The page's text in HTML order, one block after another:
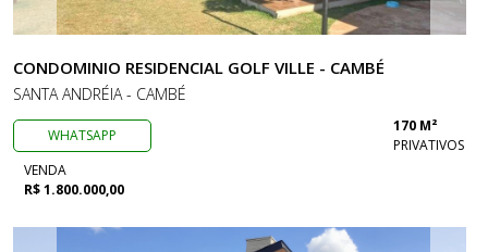
CONDOMINIO RESIDENCIAL GOLF VILLE - CAMBÉ
SANTA ANDRÉIA - CAMBÉ
WHATSAPP
170 M²
PRIVATIVOS
VENDA
R$ 1.800.000,00